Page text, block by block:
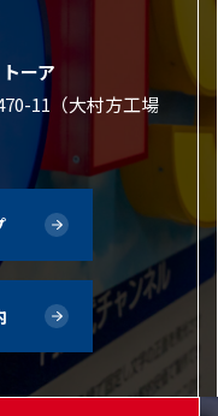
ーア
11（大村方工場